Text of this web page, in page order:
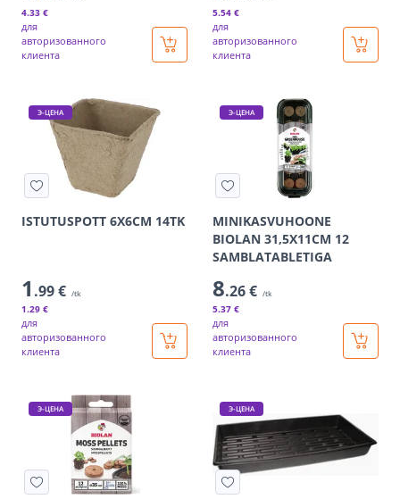
4.33 €
для
авторизованного
клиента
5.54 €
для
авторизованного
клиента
Э-ЦЕНА
ISTUTUSPOTT 6X6CM 14TK
1 .99 € /tk
1.29 €
для
авторизованного
клиента
Э-ЦЕНА
MINIKASVUHOONE
BIOLAN 31,5X11CM 12
SAMBLATABLETIGA
8.26 € /tk
5.37 €
для
авторизованного
клиента
Э-ЦЕНА Э-ЦЕНА